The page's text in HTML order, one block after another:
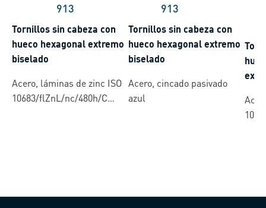
913
Tornillos sin cabeza con
hueco hexagonal extremo
biselado
Acero, láminas de zinc ISO
10683/flZnL/nc/480h/C
913
Tornillos sin cabeza con
hueco hexagonal extremo
biselado
Acero, cincado pasivado
azul